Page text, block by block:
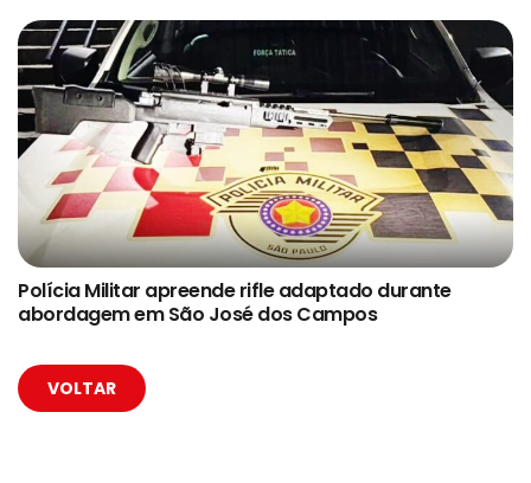
Polícia Militar apreende rifle adaptado durante
abordagem em São José dos Campos
VOLTAR